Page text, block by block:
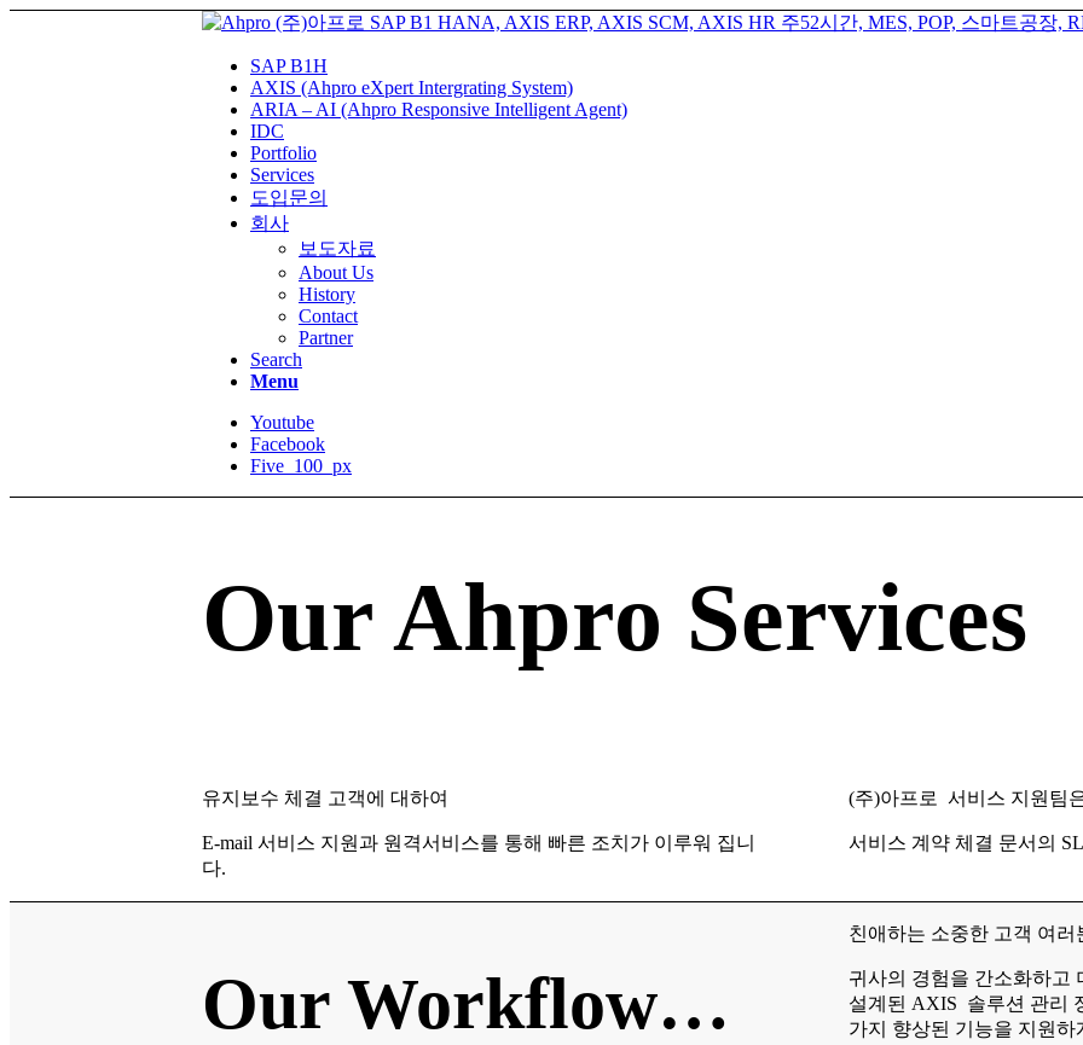
SAP B1H
AXIS (Ahpro eXpert Intergrating System)
ARIA – AI (Ahpro Responsive Intelligent Agent)
IDC
Portfolio
Services
도입문의
회사
보도자료
About Us
History
Contact
Partner
Search
Menu
Youtube
Facebook
Five_100_px
Our Ahpro Services
유지보수 체결 고객에 대하여
E-mail 서비스 지원과 원격서비스를 통해 빠른 조치가 이루워 집니
다.
(주)아프로 서비스 지원팀
서비스 계약 체결 문서의
Our Workflow…
친애하는 소중한 고객 여러
귀사의 경험을 간소화하고
설계된 AXIS 솔루션 관리
가지 향상된 기능을 지원